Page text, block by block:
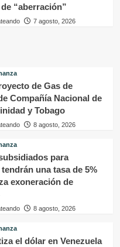
“aberración”
7 agosto, 2026
de Gas de
Compañía Nacional de
y Tobago
8 agosto, 2026
para
una tasa de 5%
exoneración de
8 agosto, 2026
el dólar en Venezuela